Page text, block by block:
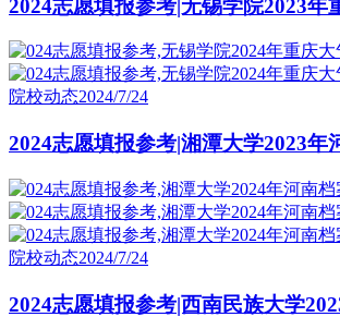
2024志愿填报参考|无锡学院2023
院校动态2024/7/24
2024志愿填报参考|湘潭大学2023
院校动态2024/7/24
2024志愿填报参考|西南民族大学